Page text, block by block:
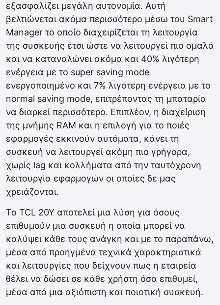
εξασφαλίζει μεγάλη αυτονομία. Αυτή
βελτιώνεται ακόμα περισσότερο μέσω του Smart
Manager το οποίο διαχειρίζεται τη λειτουργία
της συσκευής έτσι ώστε να λειτουργεί πιο ομαλά
και να καταναλώνει ακόμα και 40% λιγότερη
ενέργεια με το super saving mode
ενεργοποιημένο και 7% λιγότερη ενέργεια με το
normal saving mode, επιτρέποντας τη μπαταρία
να διαρκεί περισσότερο. Επιπλέον, η διαχείριση
της μνήμης RAM και η επιλογή για το ποιές
εφαρμογές εκκινούν αυτόματα, κάνει τη
συσκευή να λειτουργεί ακόμη πιο γρήγορα,
χωρίς lag και κολλήματα από την ταυτόχρονη
λειτουργία εφαρμογών οι οποίες δε μας
χρειάζονται.
Το TCL 20Y αποτελεί μια λύση για όσους
επιθυμούν μια συσκευή η οποία μπορεί να
καλύψει κάθε τους ανάγκη και με το παραπάνω,
μέσα από προηγμένα τεχνικά χαρακτηριστικά
και λειτουργίες που δείχνουν πως η εταιρεία
θέλει να δώσει σε κάθε χρήστη όσα επιθυμεί,
μέσα από μια αξιόπιστη και ποιοτική συσκευή.